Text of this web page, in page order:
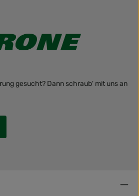
gesucht? Dann schraub' mit uns an